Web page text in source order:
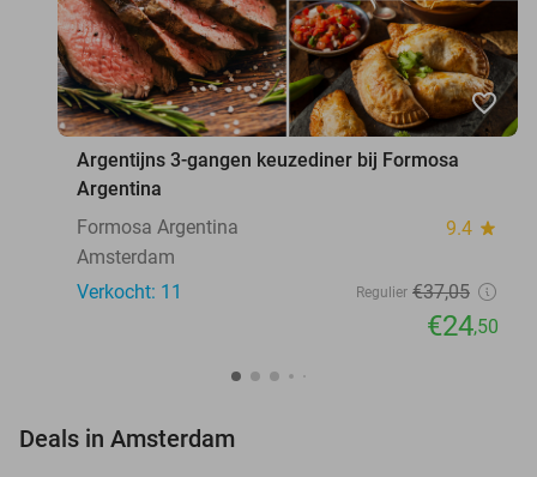
favorite_border
Argentijns 3-gangen keuzediner bij Formosa
Argentina
Formosa Argentina
9.4 star
Amsterdam
Verkocht: 11
Regulier €37,05
€24,50
Deals in Amsterdam